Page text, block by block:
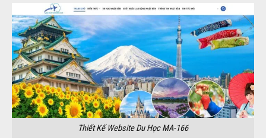
Thiết Kế Website Du Học MA-166